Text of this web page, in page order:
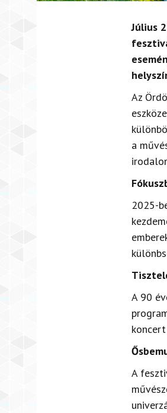
Július
Az
a
2025-
A 90
A